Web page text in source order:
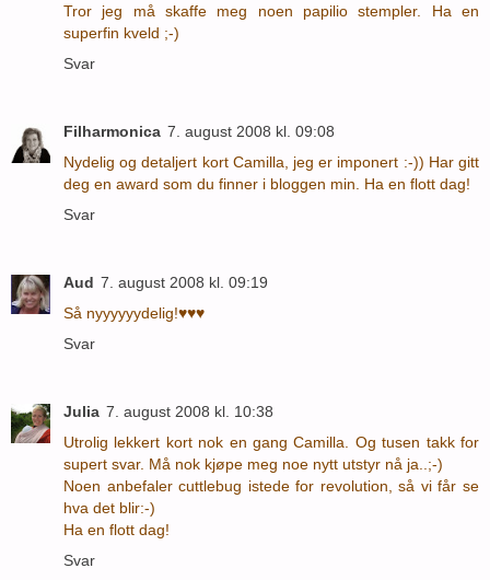
Tror jeg må skaffe meg noen papilio stempler. Ha en
superfin kveld ;-)
Svar
Filharmonica 7. august 2008 kl. 09:08
Nydelig og detaljert kort Camilla, jeg er imponert :-)) Har gitt
deg en award som du finner i bloggen min. Ha en flott dag!
Svar
Aud 7. august 2008 kl. 09:19
Så nyyyyyydelig!♥♥♥
Svar
Julia 7. august 2008 kl. 10:38
Utrolig lekkert kort nok en gang Camilla. Og tusen takk for
supert svar. Må nok kjøpe meg noe nytt utstyr nå ja..;-)
Noen anbefaler cuttlebug istede for revolution, så vi får se
hva det blir:-)
Ha en flott dag!
Svar